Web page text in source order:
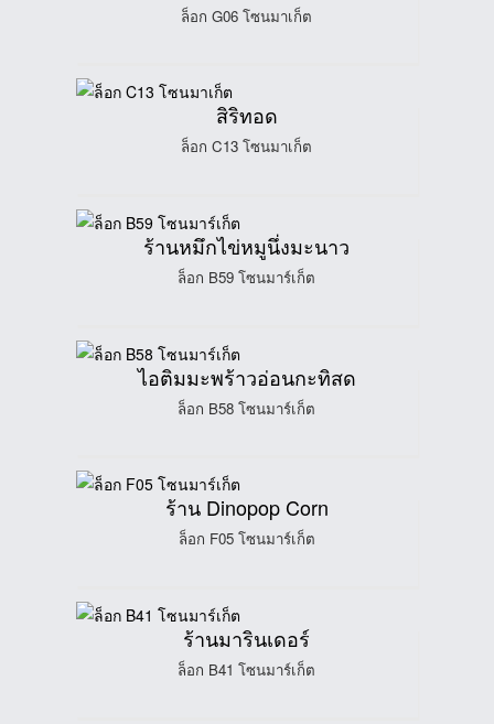
ล็อก G06 โซนมาเก็ต
สิริทอด
ล็อก C13 โซนมาเก็ต
ร้านหมึกไข่หมูนึ่งมะนาว
ล็อก B59 โซนมาร์เก็ต
ไอติมมะพร้าวอ่อนกะทิสด
ล็อก B58 โซนมาร์เก็ต
ร้าน Dinopop Corn
ล็อก F05 โซนมาร์เก็ต
ร้านมารินเดอร์
ล็อก B41 โซนมาร์เก็ต